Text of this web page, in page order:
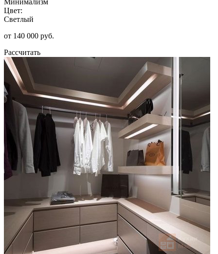
Цвет:
Светлый
от 140 000 руб.
Рассчитать